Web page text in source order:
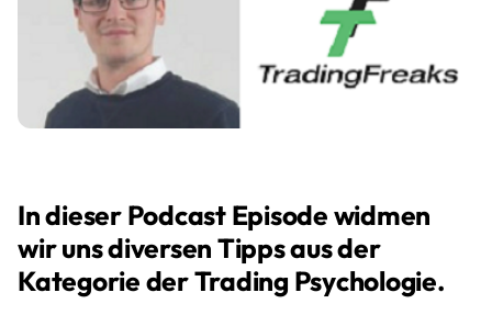
In dieser Podcast Episode widmen
wir uns diversen Tipps aus der
Kategorie der Trading Psychologie.